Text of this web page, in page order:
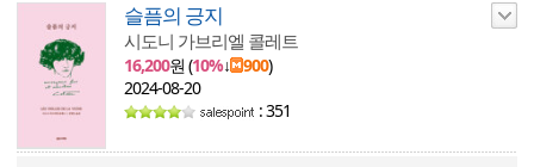
슬픔의 긍지
시도니 가브리엘 콜레트
16,200원 (10%↓ 900)
2024-08-20
: 351